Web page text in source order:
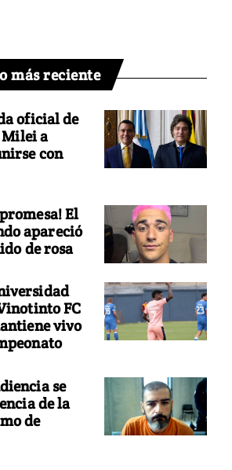
más reciente
oficial de
Milei a
con
El
apareció
de rosa
FC
vivo
se
de la
de